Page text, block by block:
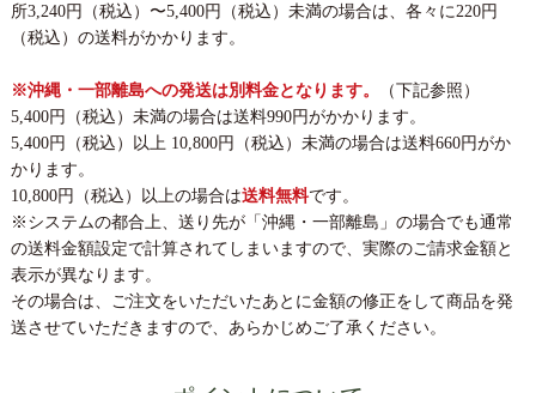
所3,240円（税込）〜5,400円（税込）未満の場合は、各々に220円
（税込）の送料がかかります。
※沖縄・一部離島への発送は別料金となります。
（下記参照）
5,400円（税込）未満の場合は送料990円がかかります。
5,400円（税込）以上 10,800円（税込）未満の場合は送料660円がか
かります。
10,800円（税込）以上の場合は送料無料です。
※システムの都合上、送り先が「沖縄・一部離島」の場合でも通常
の送料金額設定で計算されてしまいますので、実際のご請求金額と
表示が異なります。
その場合は、ご注文をいただいたあとに金額の修正をして商品を発
送させていただきますので、あらかじめご了承ください。